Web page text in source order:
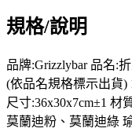
規格/說明
品牌:Grizzlybar 品名:
(依品名規格標示出貨)
尺寸:36x30x7cm±1 材
莫蘭迪粉、莫蘭迪綠